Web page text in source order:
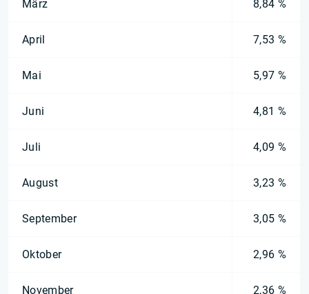
März 8,84 %
April 7,53 %
Mai 5,97 %
Juni 4,81 %
Juli 4,09 %
August 3,23 %
September 3,05 %
Oktober 2,96 %
November 2,36 %